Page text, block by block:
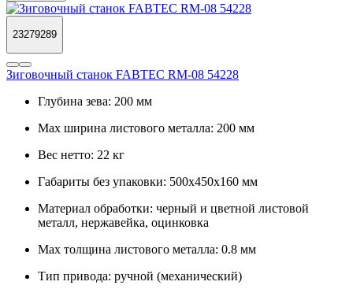
23279289
Зиговочный станок FABTEC RM-08 54228
Глубина зева: 200 мм
Max ширина листового металла: 200 мм
Вес нетто: 22 кг
Габариты без упаковки: 500x450x160 мм
Материал обработки: черный и цветной листовой
металл, нержавейка, оцинковка
Max толщина листового металла: 0.8 мм
Тип привода: ручной (механический)